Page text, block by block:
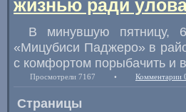
жизнью ради
В минувшую пятницу,
«Мицубиси Паджеро» в
с комфортом порыбачить и
Просмотрели 7167 • Комментарии
Страницы